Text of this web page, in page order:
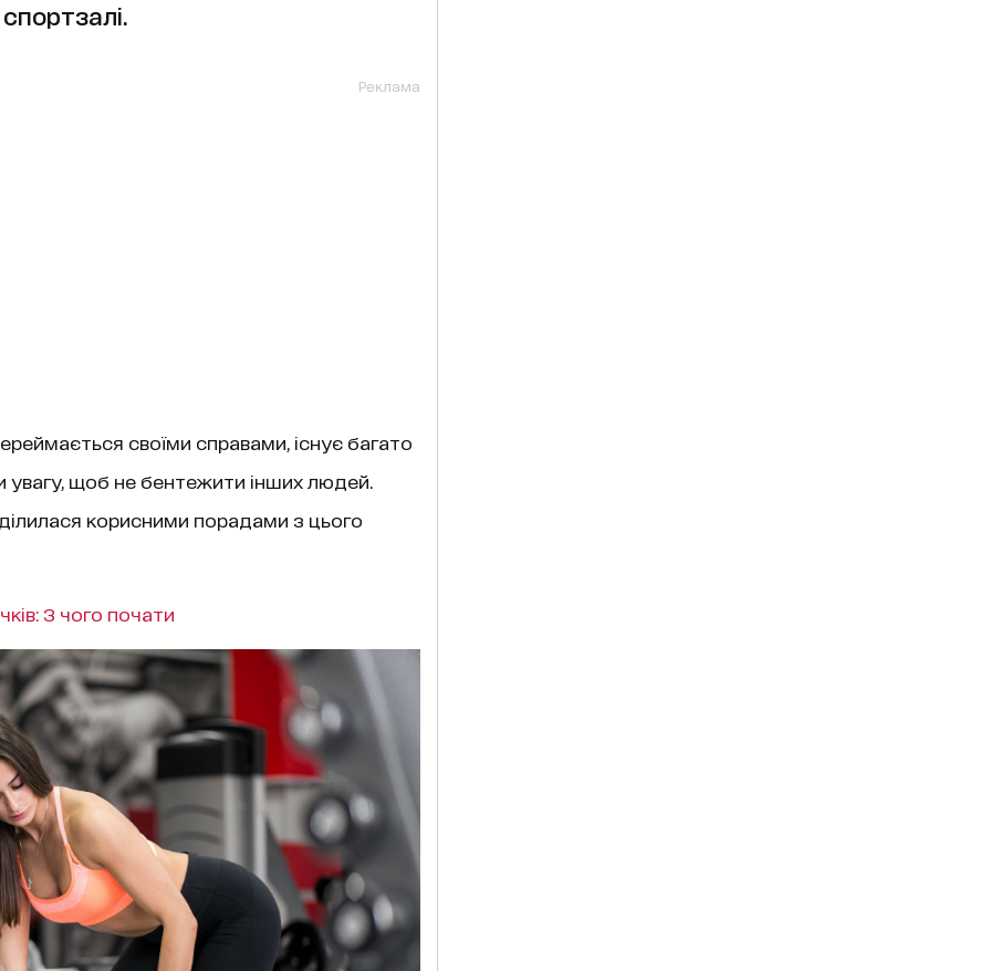
Реклама
своїми справами, існує багато
увагу, щоб не бентежити інших людей.
корисними порадами з цього
З чого почати